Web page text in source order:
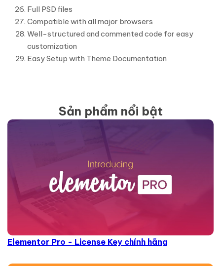
Full PSD files
Compatible with all major browsers
Well-structured and commented code for easy
customization
Easy Setup with Theme Documentation
Sản phẩm nổi bật
Elementor Pro - License Key chính hãng